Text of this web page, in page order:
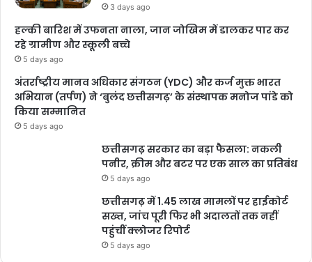
3 days ago
हल्की बारिश में उफनता नाला, जान जोखिम में डालकर पार कर
रहे ग्रामीण और स्कूली बच्चे
5 days ago
अंतर्राष्ट्रीय मानव अधिकार संगठन (YDC) और कर्ज मुक्त भारत
अभियान (तर्पण) ने ‘बुलंद छत्तीसगढ़’ के संस्थापक मनोज पांडे को
किया सम्मानित
5 days ago
छत्तीसगढ़ सरकार का बड़ा फैसला: नकली
पनीर, क्रीम और बटर पर एक साल का प्रतिबंध
5 days ago
छत्तीसगढ़ में 1.45 लाख मामलों पर हाईकोर्ट
सख्त, जांच पूरी फिर भी अदालतों तक नहीं
पहुंचीं क्लोजर रिपोर्ट
5 days ago